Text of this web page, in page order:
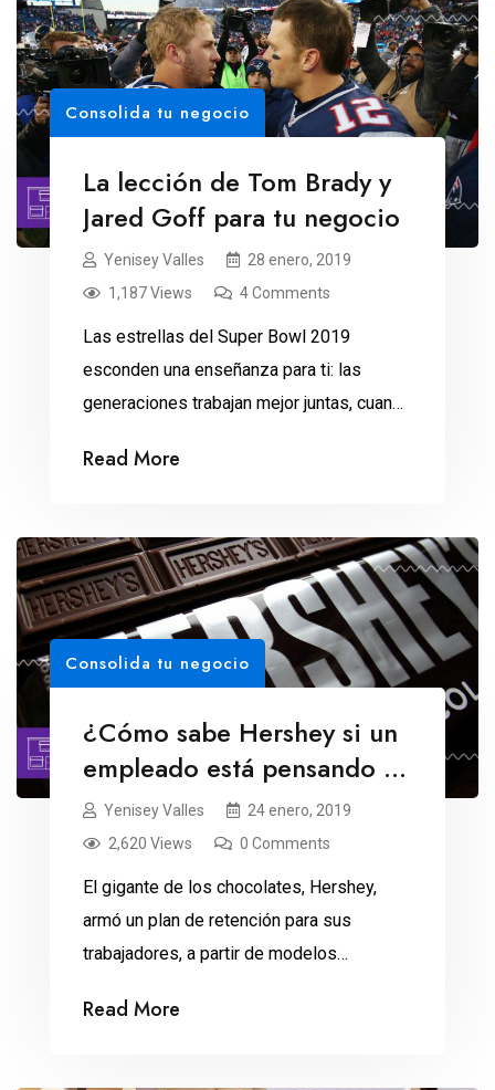
conoces el método de Marie Kondo,
probablemente relaciones este concepto
con deshacerte de […]
Consolida tu negocio
La lección de Tom Brady y
Jared Goff para tu negocio
Yenisey Valles
28 enero, 2019
1,187 Views
4 Comments
Las estrellas del Super Bowl 2019
esconden una enseñanza para ti: las
generaciones trabajan mejor juntas, cuando
común. El próximo Super Domingo se
del Mercedes Benz Stadium: Jared Goff,
de 24 años, contra Tom Brady, de 41. Los
líderes de Los […]
Read More
Consolida tu negocio
¿Cómo sabe Hershey si un
empleado está pensando en
renunciar?
Yenisey Valles
24 enero, 2019
2,620 Views
0 Comments
El gigante de los chocolates, Hershey,
armó un plan de retención para sus
trabajadores, a partir de modelos
datos, de acuerdo con un caso de estudio
Read More